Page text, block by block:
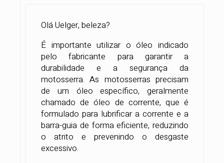
Olá Uelger, beleza?
É importante utilizar o óleo indicado
pelo fabricante para garantir a
durabilidade e a segurança da
motosserra. As motosserras precisam
de um óleo específico, geralmente
chamado de óleo de corrente, que é
formulado para lubrificar a corrente e a
barra-guia de forma eficiente, reduzindo
o atrito e prevenindo o desgaste
excessivo.